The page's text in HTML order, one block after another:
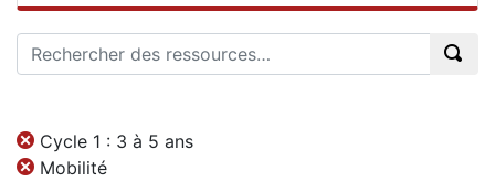
Cycle 1 : 3 à 5 ans
Mobilité